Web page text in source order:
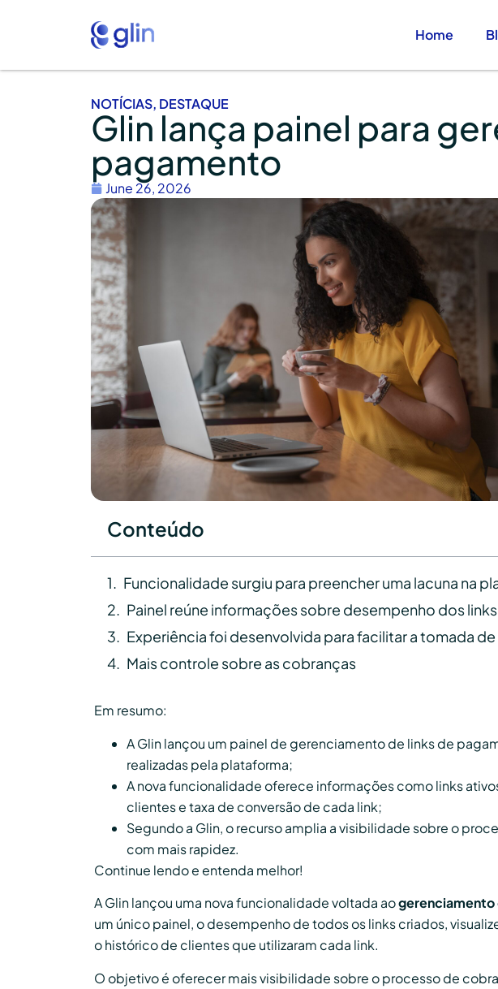
Home
NOTÍCIAS, DESTAQUE
Glin lança painel para
pagamento
June 26, 2026
Conteúdo
Funcionalidade surgiu para preencher uma lacuna na
Painel reúne informações sobre desempenho dos links
Experiência foi desenvolvida para facilitar a tomada
Mais controle sobre as cobranças
Em resumo:
A Glin lançou um painel de gerenciamento de links de
realizadas pela plataforma;
A nova funcionalidade oferece informações como links
clientes e taxa de conversão de cada link;
Segundo a Glin, o recurso amplia a visibilidade sobre o
com mais rapidez.
Continue lendo e entenda melhor!
A Glin lançou uma nova funcionalidade voltada aogerenciamento
um único painel, o desempenho de todos os links criados,
o histórico de clientes que utilizaram cada link.
O objetivo é oferecer mais visibilidade sobre o processo de